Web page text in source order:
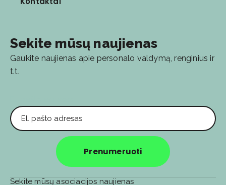
Sekite mūsų naujienas
Gaukite naujienas apie personalo valdymą, renginius ir
t.t.
Prenumeruoti
Sekite mūsų asociacijos naujienas